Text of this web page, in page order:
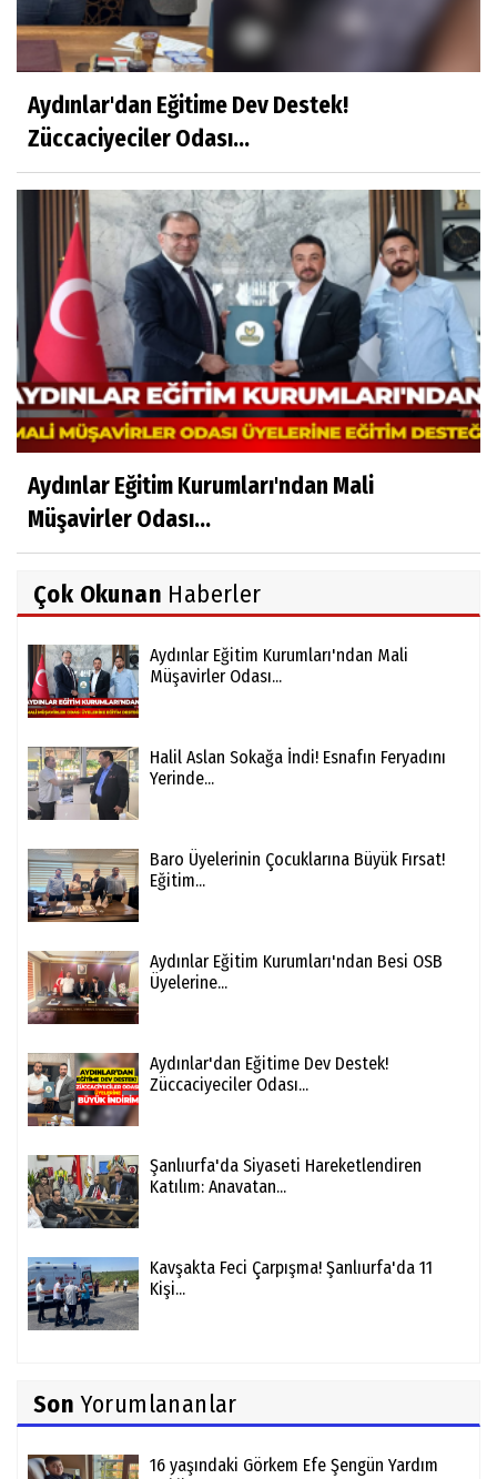
Aydınlar'dan Eğitime Dev Destek!
Züccaciyeciler Odası...
Aydınlar Eğitim Kurumları'ndan Mali
Müşavirler Odası...
Çok Okunan Haberler
Aydınlar Eğitim Kurumları'ndan Mali
Müşavirler Odası...
Halil Aslan Sokağa İndi! Esnafın Feryadını
Yerinde...
Baro Üyelerinin Çocuklarına Büyük Fırsat!
Eğitim...
Aydınlar Eğitim Kurumları'ndan Besi OSB
Üyelerine...
Aydınlar'dan Eğitime Dev Destek!
Züccaciyeciler Odası...
Şanlıurfa'da Siyaseti Hareketlendiren
Katılım: Anavatan...
Kavşakta Feci Çarpışma! Şanlıurfa'da 11
Kişi...
Son Yorumlananlar
16 yaşındaki Görkem Efe Şengün Yardım